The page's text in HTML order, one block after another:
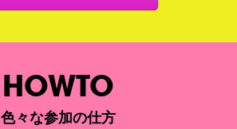
HOWTO
色々な参加の仕方